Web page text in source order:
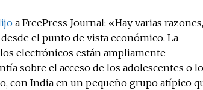
a FreePress Journal: «Hay varias razones,
el punto de vista económico. La
electrónicos están ampliamente
sobre el acceso de los adolescentes o
con India en un pequeño grupo atípico